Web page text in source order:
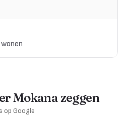
Mokana zeggen
op Google